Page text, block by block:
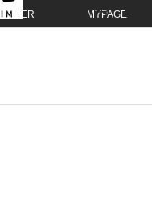
ORDER MYPAGE